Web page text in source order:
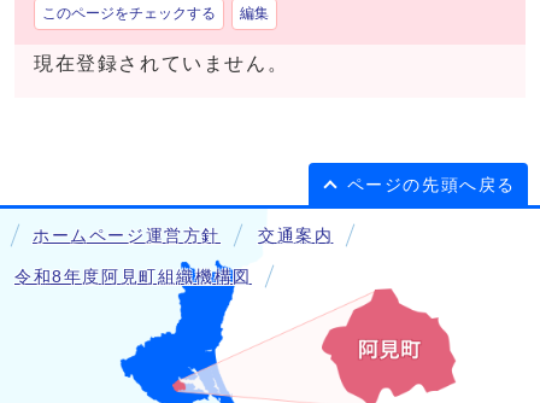
このページをチェックする 編集
現在登録されていません。
ページの先頭へ戻る
ホームページ運営方針 交通案内
令和8年度阿見町組織機構図